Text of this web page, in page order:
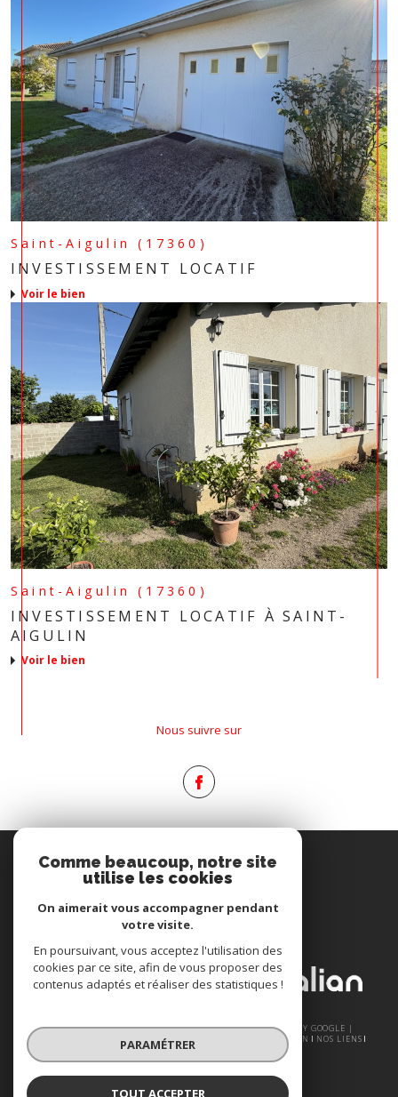
Saint-Aigulin (17360)
INVESTISSEMENT LOCATIF
voir le bien
Saint-Aigulin (17360)
INVESTISSEMENT LOCATIF À SAINT-
AIGULIN
voir le bien
Nous suivre sur
PROPRIÉTAIRE
ADHÉRONS
© 2026 | TOUS DROITS RÉSERVÉS | TRADUCTION POWERED BY GOOGLE |
PLAN DU SITE MENTIONS LÉGALES ADMIN
NOS LIENS
POLITIQUE RGPD
Comme beaucoup, notre site
utilise les cookies
On aimerait vous accompagner pendant
votre visite.
En poursuivant, vous acceptez l'utilisation des
cookies par ce site, afin de vous proposer des
contenus adaptés et réaliser des statistiques !
PARAMÉTRER
TOUT ACCEPTER